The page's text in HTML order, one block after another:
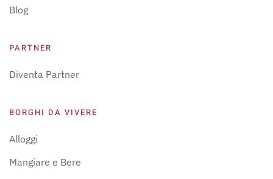
Blog
PARTNER
Diventa Partner
BORGHI DA VIVERE
Alloggi
Mangiare e Bere